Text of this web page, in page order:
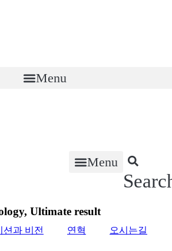
Menu
Menu
Ultimate result
션과 비전 연혁 오시는길